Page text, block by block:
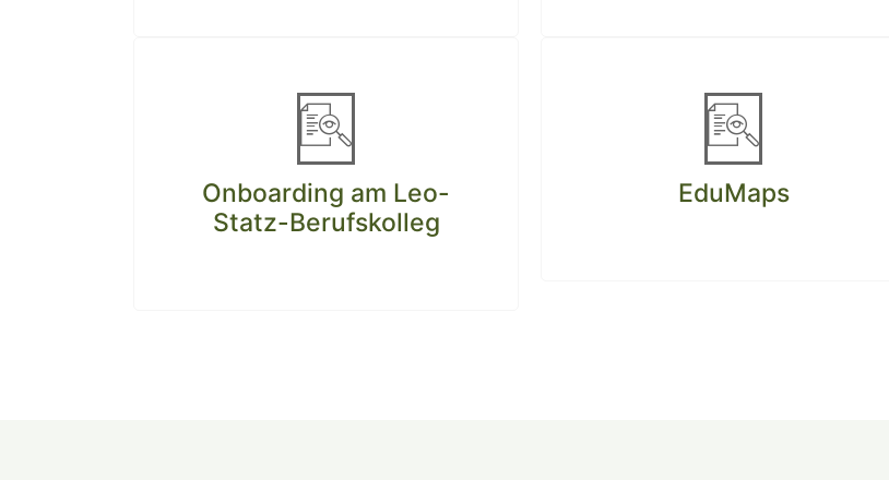
Onboarding am Leo-
Statz-Berufskolleg
EduMaps